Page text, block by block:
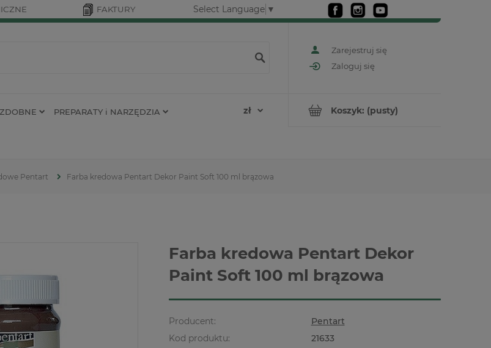
FAKTURY Select Language ▼
Zarejestruj się
Zaloguj się
Koszyk: (pusty)
PREPARATY i NARZĘDZIA
Pentart Farba kredowa Pentart Dekor Paint Soft 100 ml brązowa
Farba kredowa Pentart Dekor
Paint Soft 100 ml brązowa
Producent:
Pentart
Kod produktu:
21633